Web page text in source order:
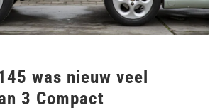
was nieuw veel
3 Compact